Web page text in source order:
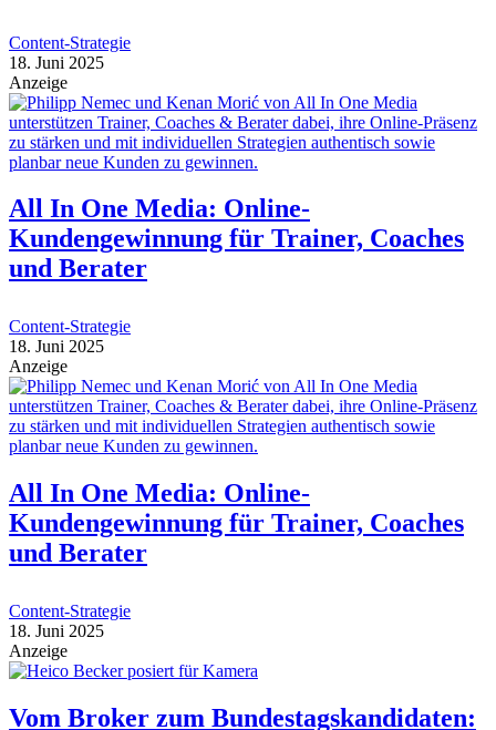
Content-Strategie
18. Juni 2025
Anzeige
All In One Media: Online-
Kundengewinnung für Trainer, Coaches
und Berater
Content-Strategie
18. Juni 2025
Anzeige
All In One Media: Online-
Kundengewinnung für Trainer, Coaches
und Berater
Content-Strategie
18. Juni 2025
Anzeige
Vom Broker zum Bundestagskandidaten: